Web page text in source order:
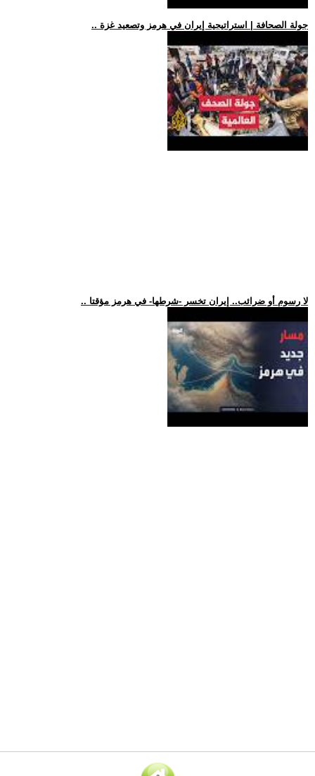
.. جولة الصحافة | استراتيجية إيران في هرمز وتصعيد غزة
.. لا رسوم أو ضرائب.. إيران تخسر -شرطها- في هرمز مؤقتا